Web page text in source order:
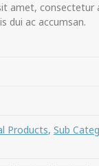
amet, consectetur
dui ac accumsan.
Products, Sub